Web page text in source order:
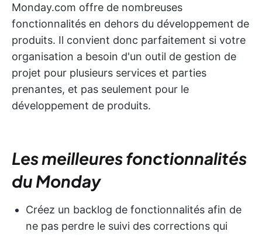
Monday.com offre de nombreuses
fonctionnalités en dehors du développement de
produits. Il convient donc parfaitement si votre
organisation a besoin d'un outil de gestion de
projet pour plusieurs services et parties
prenantes, et pas seulement pour le
développement de produits.
Les meilleures fonctionnalités
du Monday
Créez un backlog de fonctionnalités afin de
ne pas perdre le suivi des corrections qui